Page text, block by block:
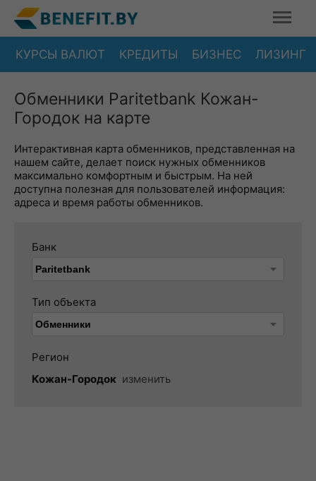
КУРСЫ ВАЛЮТ КРЕДИТЫ БИЗНЕС ЛИЗИНГ
Обменники Paritetbank Кожан-
Городок на карте
Интерактивная карта обменников, представленная на
нашем сайте, делает поиск нужных обменников
максимально комфортным и быстрым. На ней
доступна полезная для пользователей информация:
адреса и время работы обменников.
Банк
Тип объекта
Регион
Кожан-Городок изменить